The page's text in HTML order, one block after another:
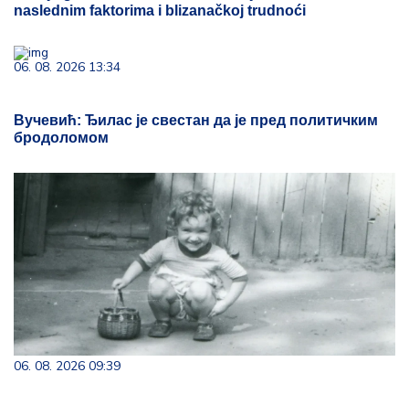
naslednim faktorima i blizanačkoj trudnoći
06. 08. 2026 13:34
Вучевић: Ђилас је свестан да је пред политичким
бродоломом
06. 08. 2026 09:39